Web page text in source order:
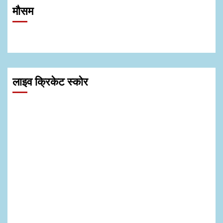
मौसम
लाइव क्रिकेट स्कोर